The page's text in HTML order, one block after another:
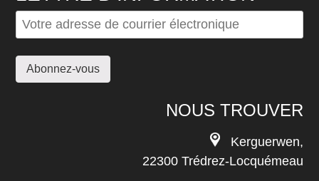
NOUS TROUVER
Kerguerwen,
22300 Trédrez-Locquémeau